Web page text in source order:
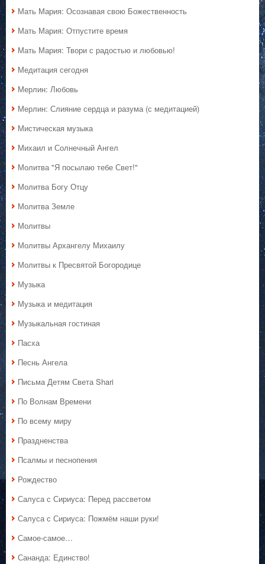
Мать Мария: Осознавая свою Божественность
Мать Мария: Отпустите время
Мать Мария: Твори с радостью и любовью!
Медитация сегодня
Мерлин: Любовь
Мерлин: Слияние сердца и разума (с медитацией)
Мистическая музыка
Михаил и Солнечный Ангел
Молитва "Я посылаю тебе Свет!"
Молитва Богу Отцу
Молитва Земле
Молитвы
Молитвы Архангелу Михаилу
Молитвы к Пресвятой Богородице
Музыка
Музыка и медитация
Музыкальная гостиная
Пасха
Песнь Ангела
Письма Детям Света Shari
По Волнам Времени
По всему миру
Праздненства
Псалмы и песнопения
Рождество
Салуса с Сириуса: Перед рассветом
Салуса с Сириуса: Пожмём наши руки!
Самое-самое…
Сананда: Единство!